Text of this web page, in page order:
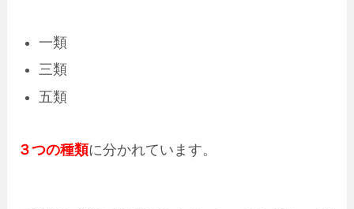
一類
三類
五類
３つの種類に分かれています。